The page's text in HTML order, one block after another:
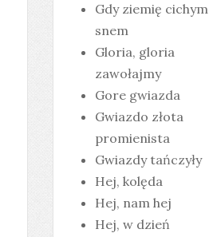
Gdy ziemię cichym
snem
Gloria, gloria
zawołajmy
Gore gwiazda
Gwiazdo złota
promienista
Gwiazdy tańczyły
Hej, kolęda
Hej, nam hej
Hej, w dzień